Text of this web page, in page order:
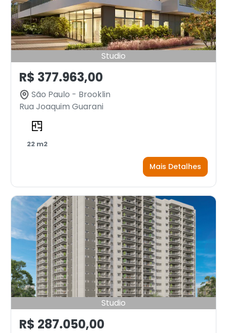
Studio
R$ 377.963,00
São Paulo - Brooklin
Rua Joaquim Guarani
22 m2
Mais Detalhes
Studio
R$ 287.050,00